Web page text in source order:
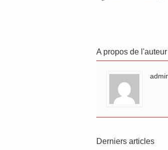
A propos de l'auteur
Derniers articles